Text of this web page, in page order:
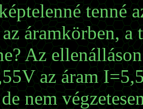
tenné
áramkörben,
Az
az áram
nem